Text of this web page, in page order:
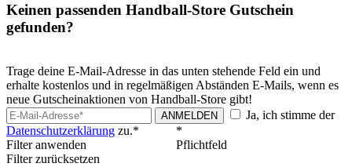
Keinen passenden Handball-Store Gutschein
gefunden?
Trage deine E-Mail-Adresse in das unten stehende Feld ein und
erhalte kostenlos und in regelmäßigen Abständen E-Mails, wenn es
neue Gutscheinaktionen von Handball-Store gibt!
ANMELDEN
Ja, ich stimme der
Datenschutzerklärung zu.*
*
Pflichtfeld
Filter anwenden
Filter zurücksetzen